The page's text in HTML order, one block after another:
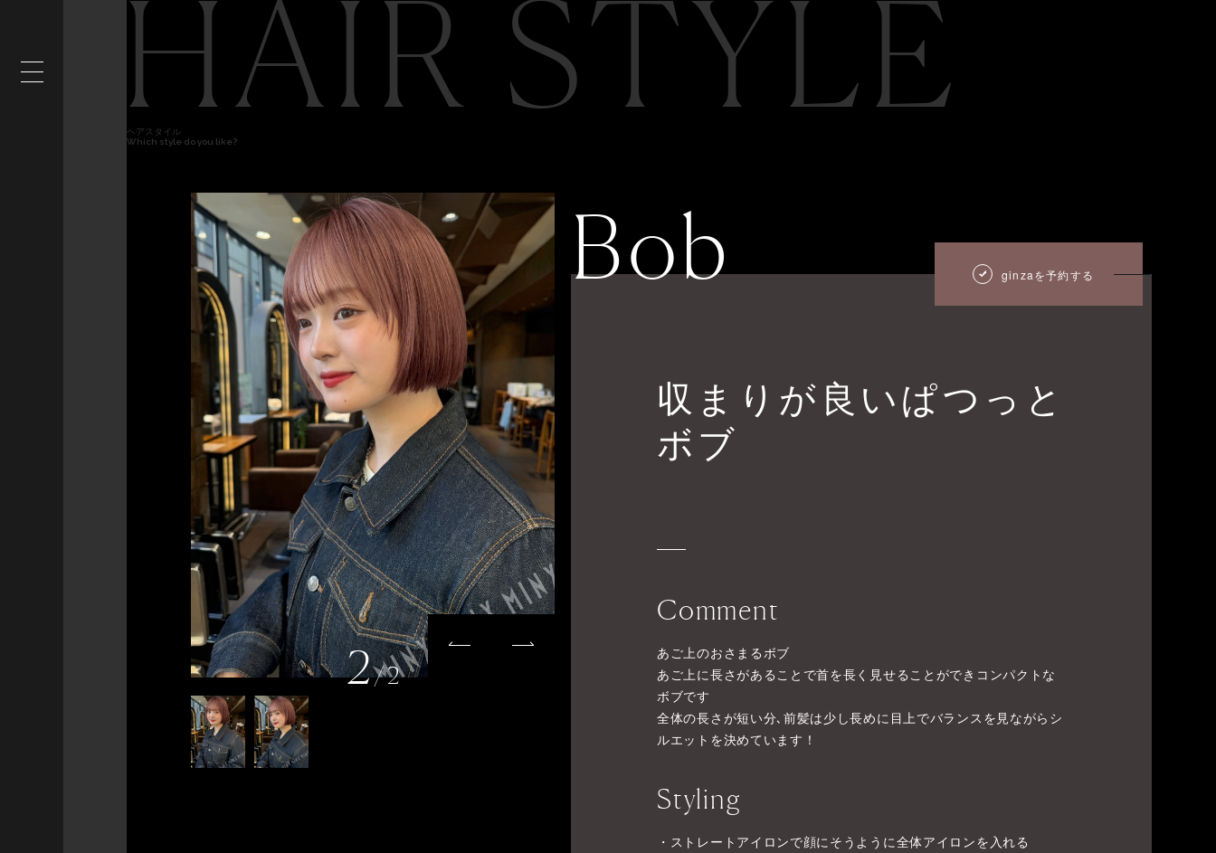
HAIR STYLE
ヘアスタイル
Which style do you like?
2/2
Bob ginzaを予約する
収まりが良いぱつっと
ボブ
Comment
あご上のおさまるボブ
あご上に長さがあることで首を長く見せることができコンパクトな
ボブです
全体の長さが短い分､前髪は少し長めに目上でバランスを見ながらシ
ルエットを決めています！
Styling
・ストレートアイロンで顔にそうように全体アイロンを入れる